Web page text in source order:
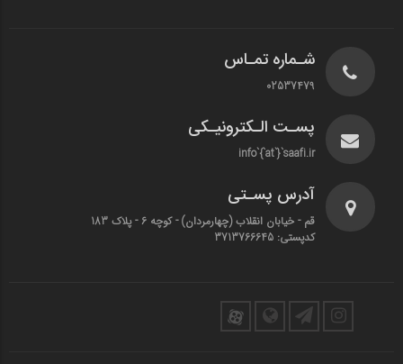
شـماره تمـاس
02537479
پسـت الـکترونیـکی
info`{`at`}`saafi.ir
آدرس پسـتی
قم - خیابان انقلاب (چهارمردان)‌ - کوچه 6 - پلاک 183
کدپستی: 3713766645